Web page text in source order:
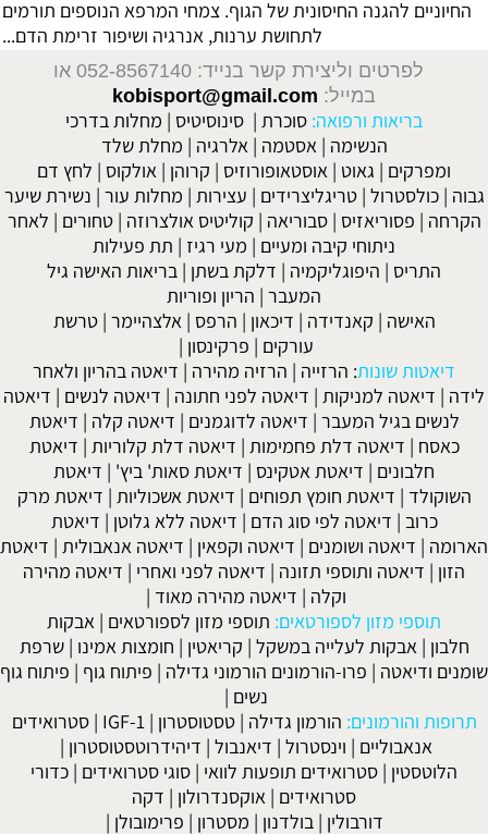
החיוניים להגנה החיסונית של הגוף. צמחי המרפא הנוספים תורמים
לתחושת ערנות, אנרגיה ושיפור זרימת הדם...
לפרטים וליצירת קשר בנייד: 052-8567140
או
במייל: kobisport@gmail.com
בריאות ורפואה: סוכרת | סינוסיטיס | מחלות בדרכי
הנשימה | אסטמה | אלרגיה | מחלת שלד
ומפרקים | גאוט | אוסטאופורוזיס | קרוהן | אולקוס | לחץ דם
גבוה |כולסטרול |טריגליצרידים | עצירות | מחלות עור | נשירת שיער
הקרחה | פסוריאזיס |סבוריאה | קוליטיס אולצרוזה |טחורים | לאחר
ניתוחי קיבה ומעיים | מעי רגיז | תת פעילות
התריס | היפוגליקמיה | דלקת בשתן | בריאות האישה גיל
המעבר | הריון ופוריות
האישה | קאנדידה | דיכאון | הרפס | אלצהיימר |טרשת
עורקים | פרקינסון |
דיאטות שונות: הרזייה | הרזיה מהירה | דיאטה בהריון ולאחר
לידה | דיאטה למניקות | דיאטה לפני חתונה | דיאטה לנשים | דיאטה
לנשים בגיל המעבר | דיאטה לדוגמנים | דיאטה קלה | דיאטת
כאסח | דיאטה דלת פחמימות | דיאטה דלת קלוריות | דיאטת
חלבונים | דיאטת אטקינס | דיאטת סאות' ביץ' | דיאטת
השוקולד | דיאטת חומץ תפוחים | דיאטת אשכוליות | דיאטת מרק
כרוב | דיאטה לפי סוג הדם | דיאטה ללא גלוטן | דיאטת
הארומה | דיאטה ושומנים | דיאטה וקפאין | דיאטה אנאבולית | דיאטת
הזון | דיאטה ותוספי תזונה | דיאטה לפני ואחרי | דיאטה מהירה
וקלה | דיאטה מהירה מאוד |
תוספי מזון לספורטאים: תוספי מזון לספורטאים | אבקות
חלבון | אבקות לעלייה במשקל | קריאטין | חומצות אמינו |שרפת
שומנים ודיאטה | פרו-הורמונים הורמוני גדילה | פיתוח גוף | פיתוח גוף
נשים |
תרופות והורמונים: הורמון גדילה |טסטוסטרון |
IGF-1
|סטרואידים
אנאבוליים | וינסטרול | דיאנבול | דיהידרוטסטוסטרון |
הלוטסטין | סטרואידים תופעות לוואי | סוגי סטרואידים | כדורי
סטרואידים | אוקסנדרולון | דקה
דורבולין | בולדנון | מסטרון | פרימובולן |